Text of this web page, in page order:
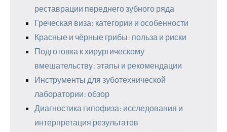
реставрации переднего зубного ряда
Греческая виза: категории и особенности
Красные и чёрные грибы: польза и риски
Подготовка к хирургическому
вмешательству: этапы и рекомендации
Инструменты для зуботехнической
лаборатории: обзор
Диагностика гипофиза: исследования и
интерпретация результатов